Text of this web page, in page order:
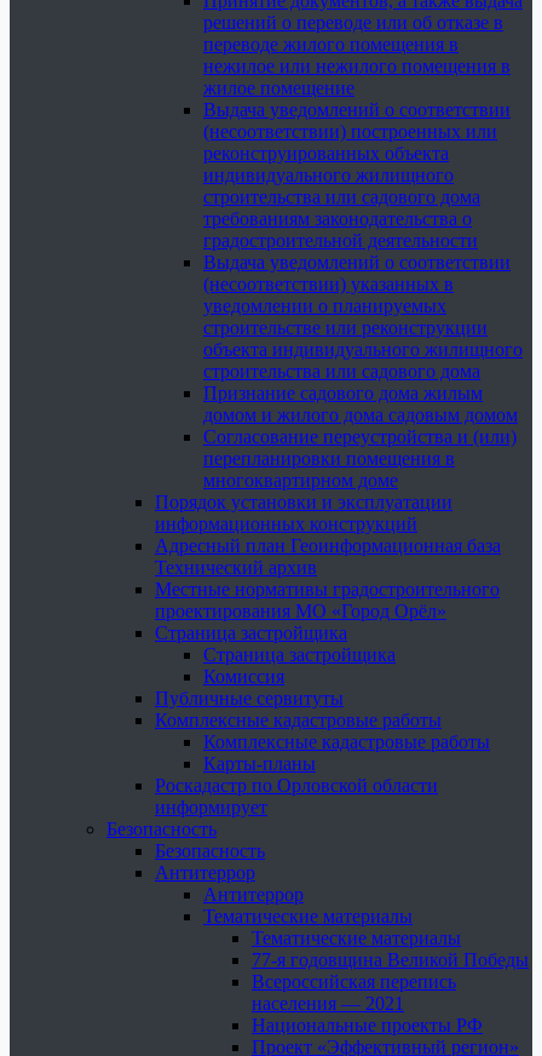
решений о переводе или об отказе в
переводе жилого помещения в
нежилое или нежилого помещения в
жилое помещение
Выдача уведомлений о соответствии
(несоответствии) построенных или
реконструированных объекта
индивидуального жилищного
строительства или садового дома
требованиям законодательства о
градостроительной деятельности
Выдача уведомлений о соответствии
(несоответствии) указанных в
уведомлении о планируемых
строительстве или реконструкции
объекта индивидуального жилищного
строительства или садового дома
Признание садового дома жилым
домом и жилого дома садовым домом
Согласование переустройства и (или)
перепланировки помещения в
многоквартирном доме
Порядок установки и эксплуатации
информационных конструкций
Адресный план Геоинформационная база
Технический архив
Местные нормативы градостроительного
проектирования МО «Город Орёл»
Страница застройщика
Страница застройщика
Комиссия
Публичные сервитуты
Комплексные кадастровые работы
Комплексные кадастровые работы
Карты-планы
Роскадастр по Орловской области
информирует
Безопасность
Безопасность
Антитеррор
Антитеррор
Тематические материалы
Тематические материалы
77-я годовщина Великой Победы
Всероссийская перепись
населения — 2021
Национальные проекты РФ
Проект «Эффективный регион»